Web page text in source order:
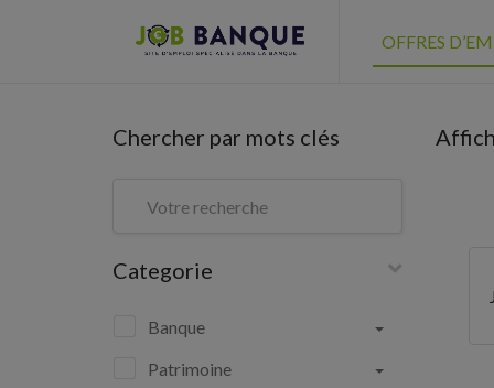
OFFRES
Chercher par mots clés
Categorie
Banque
Patrimoine